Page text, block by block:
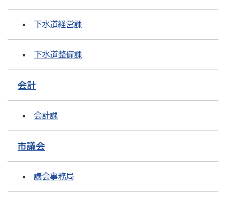
下水道経営課
下水道整備課
会計
会計課
市議会
議会事務局